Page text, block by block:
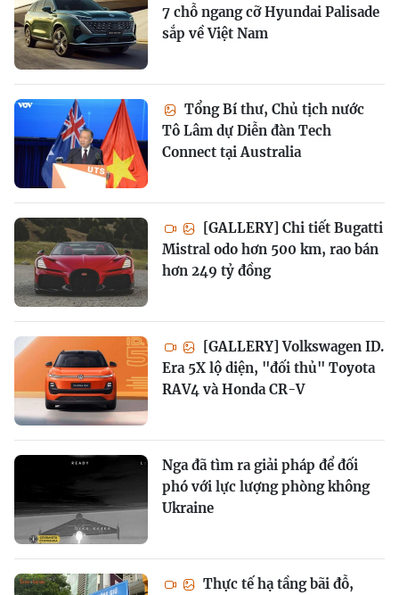
7 chỗ ngang cỡ Hyundai Palisade
sắp về Việt Nam
Tổng Bí thư, Chủ tịch nước
Tô Lâm dự Diễn đàn Tech
Connect tại Australia
[GALLERY] Chi tiết Bugatti
Mistral odo hơn 500 km, rao bán
hơn 249 tỷ đồng
[GALLERY] Volkswagen ID.
Era 5X lộ diện, "đối thủ" Toyota
RAV4 và Honda CR-V
Nga đã tìm ra giải pháp để đối
phó với lực lượng phòng không
Ukraine
Thực tế hạ tầng bãi đỗ,